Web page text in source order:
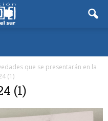
que se presentarán en la
(1)
(1)